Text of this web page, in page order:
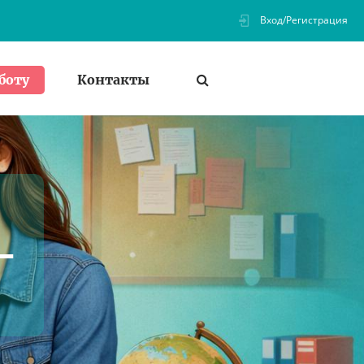
Вход/Регистрация
Контакты